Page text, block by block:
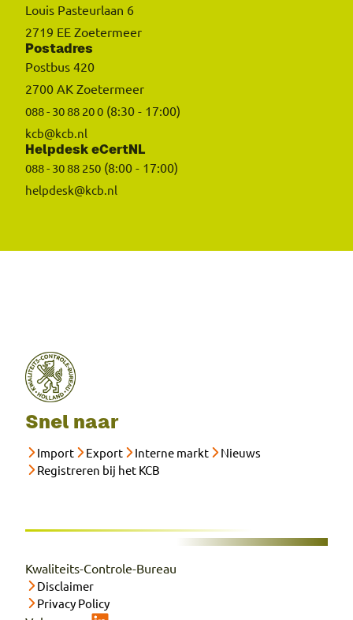
Louis Pasteurlaan 6
2719 EE Zoetermeer
Postadres
Postbus 420
2700 AK Zoetermeer
088 - 30 88 20 0 (8:30 - 17:00)
kcb@kcb.nl
Helpdesk eCertNL
088 - 30 88 250 (8:00 - 17:00)
helpdesk@kcb.nl
Snel naar
Import Export Interne markt
Nieuws
Registreren bij het KCB
Kwaliteits-Controle-Bureau
Disclaimer
Privacy Policy